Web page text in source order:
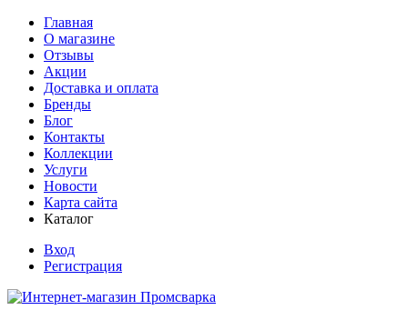
Главная
О магазине
Отзывы
Акции
Доставка и оплата
Бренды
Блог
Контакты
Коллекции
Услуги
Новости
Карта сайта
Каталог
Вход
Регистрация